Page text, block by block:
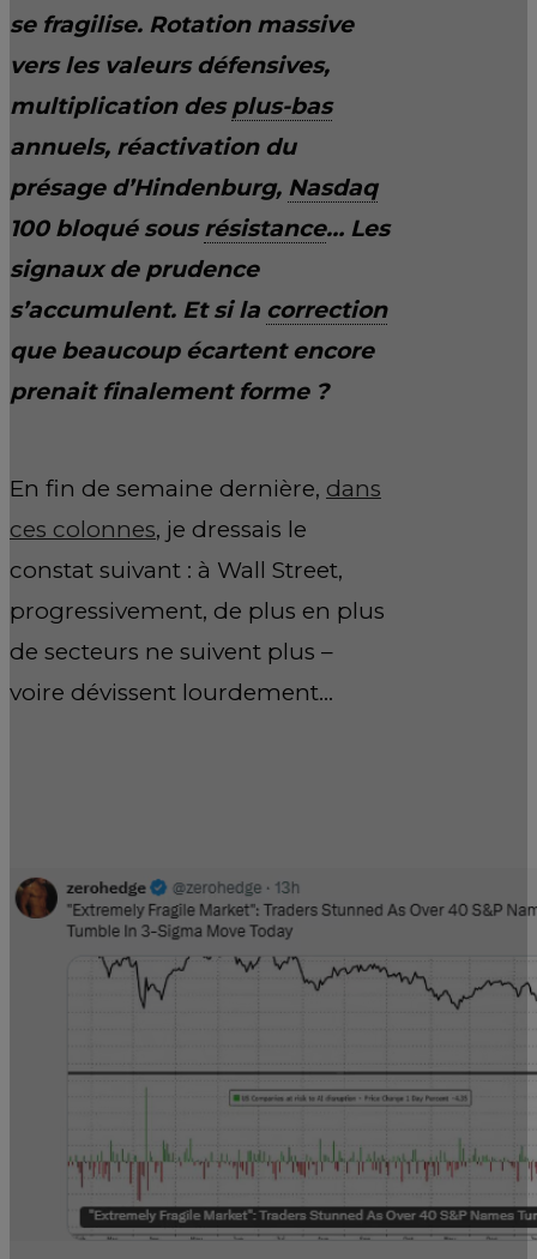
se fragilise. Rotation massive
vers les valeurs défensives,
multiplication desplus-bas
annuels, réactivation du
présage d’Hindenburg, Nasdaq
100 bloqué sousrésistance… Les
signaux de prudence
s’accumulent. Et si la correction
que beaucoup écartent encore
prenait finalement forme ?
En fin de semaine dernière, dans
ces colonnes, je dressais le
constat suivant : à Wall Street,
progressivement, de plus en plus
de secteurs ne suivent plus –
voire dévissent lourdement…